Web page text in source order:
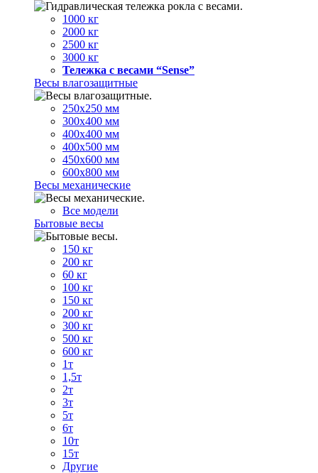
1000 кг
2000 кг
2500 кг
3000 кг
Тележка с весами “Sense”
Весы влагозащитные
250х250 мм
300х400 мм
400х400 мм
400х500 мм
450х600 мм
600х800 мм
Весы механические
Все модели
Бытовые весы
150 кг
200 кг
60 кг
100 кг
150 кг
200 кг
300 кг
500 кг
600 кг
1т
1,5т
2т
3т
5т
6т
10т
15т
Другие